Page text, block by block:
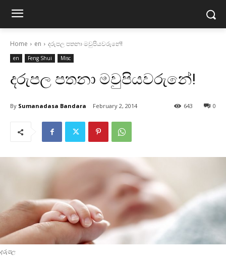
Home en දරුපල පතනා මවුපියවරුනේ!
en Feng Shui Misc
දරුපල පතනා මවුපියවරුනේ!
By Sumanadasa Bandara February 2, 2014 0
643
දරුපල